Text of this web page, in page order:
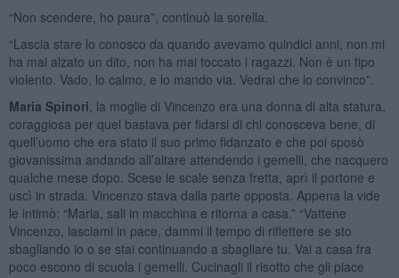
“Non scendere, ho paura”, continuò la sorella.
“Lascia stare lo conosco da quando avevamo quindici anni, non mi
ha mai alzato un dito, non ha mai toccato i ragazzi. Non è un tipo
violento. Vado, lo calmo, e lo mando via. Vedrai che lo convinco”.
Maria Spinori , la moglie di Vincenzo era una donna di alta statura,
coraggiosa per quel bastava per fidarsi di chi conosceva bene, di
quell’uomo che era stato il suo primo fidanzato e che poi sposò
giovanissima andando all’altare attendendo i gemelli, che nacquero
qualche mese dopo. Scese le scale senza fretta, aprì il portone e
uscì in strada. Vincenzo stava dalla parte opposta. Appena la vide
le intimò: “Maria, sali in macchina e ritorna a casa.” “Vattene
Vincenzo, lasciami in pace, dammi il tempo di riflettere se sto
sbagliando io o se stai continuando a sbagliare tu. Vai a casa fra
poco escono di scuola i gemelli. Cucinagli il risotto che gli piace